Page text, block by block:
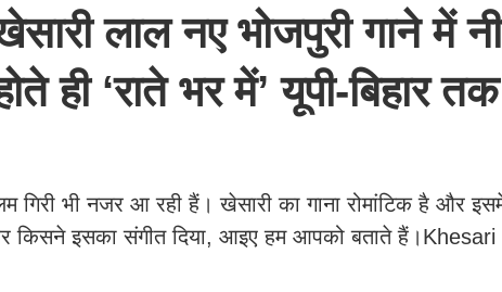
लाल नए भोजपुरी गाने में
ही ‘राते भर में’ यूपी-बिहार तक
गिरी भी नजर आ रही हैं। खेसारी का गाना रोमांटिक है और
किसने इसका संगीत दिया, आइए हम आपको बताते